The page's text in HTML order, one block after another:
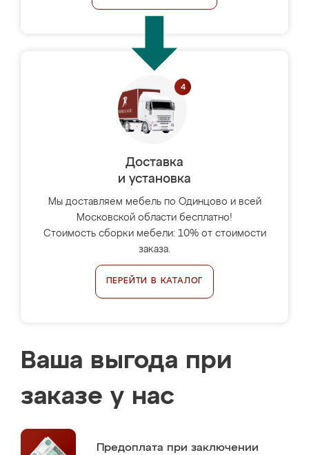
Доставка
и установка
Мы доставляем мебель по Одинцово и всей
Московской области бесплатно!
Стоимость сборки мебели: 10% от стоимости
заказа.
ПЕРЕЙТИ В КАТАЛОГ
Ваша выгода при
заказе у нас
Предоплата при заключении